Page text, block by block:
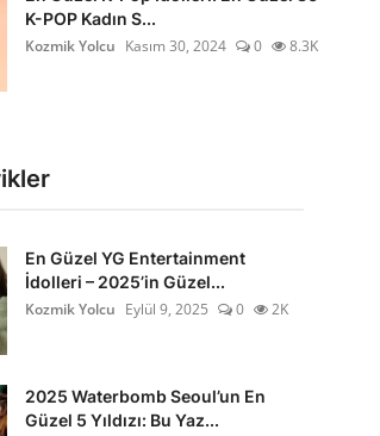
K-POP Kadın S...
Kozmik Yolcu Kasım 30, 2024 0 8.3K
En Güzel YG Entertainment
İdolleri – 2025’in Güzel...
Kozmik Yolcu Eylül 9, 2025 0 2K
2025 Waterbomb Seoul’un En
Güzel 5 Yıldızı: Bu Yaz...